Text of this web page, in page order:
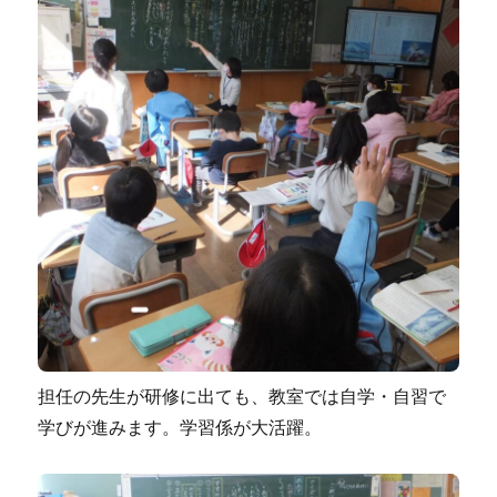
担任の先生が研修に出ても、教室では自学・自習で
学びが進みます。学習係が大活躍。